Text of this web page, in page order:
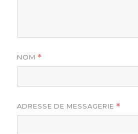
NOM *
ADRESSE DE MESSAGERIE *